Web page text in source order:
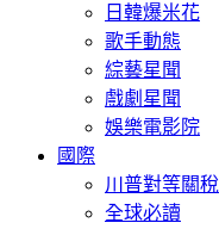
日韓爆米花
歌手動態
綜藝星聞
戲劇星聞
娛樂電影院
國際
川普對等關稅
全球必讀